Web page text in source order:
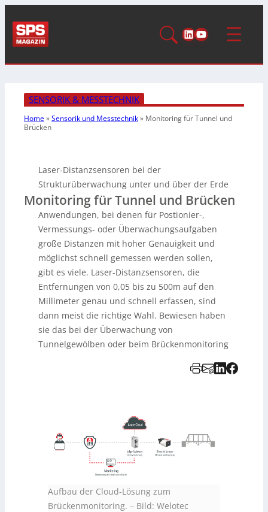
LinkedIn
YouTube
SENSORIK & MESSTECHNIK
Home»Sensorik und Messtechnik» Monitoring fürTunnel und
Brücken
Laser-Distanzsensoren bei der
Strukturüberwachung unter und über der Erde
Monitoring für Tunnel und Brücken
Anwendungen, bei denen für Postionier-,
Vermessungs- oder Überwachungsaufgaben
große Distanzen mit hoher Genauigkeit und
möglichst schnell gemessen werden sollen,
gibt es viele. Laser-Distanzsensoren, die
Entfernungen von 0,05 bis zu 500m auf den
Millimeter genau und schnell erfassen, sind
dann meist die richtige Wahl. Bewiesen haben
sie das bei der Überwachung von
Tunnelgewölben oder beim Brückenmonitoring
Aufbau der Cloud-Lösung zum
Brückenmonitoring. – Bild: Welotec